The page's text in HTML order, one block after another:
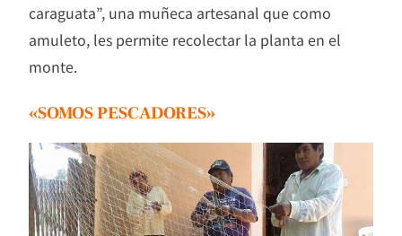
caraguata”, una muñeca artesanal que como
amuleto, les permite recolectar la planta en el
monte.
«SOMOS PESCADORES»